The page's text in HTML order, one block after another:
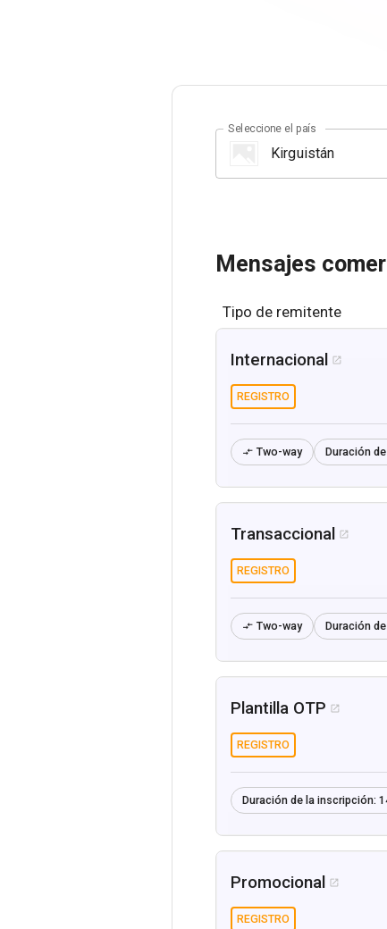
Seleccione el país
Mensajes
Tipo de remitente
Internacional 
REGISTRO
 Two-way Duración
Transaccional 
REGISTRO
 Two-way Duración
Plantilla OTP 
REGISTRO
Duración de la inscripción:
Promocional 
REGISTRO